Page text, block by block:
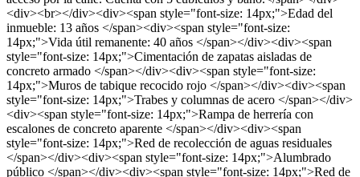
<div><br></div><div><span style="font-size: 14px;">Edad del
inmueble: 13 años </span><div><span style="font-size:
14px;">Vida útil remanente: 40 años </span></div><div><span
style="font-size: 14px;">Cimentación de zapatas aisladas de
concreto armado </span></div><div><span style="font-size:
14px;">Muros de tabique recocido rojo </span></div><div><span
style="font-size: 14px;">Trabes y columnas de acero </span></div>
<div><span style="font-size: 14px;">Rampa de herrería con
escalones de concreto aparente </span></div><div><span
style="font-size: 14px;">Red de recolección de aguas residuales
</span></div><div><span style="font-size: 14px;">Alumbrado
público </span></div><div><span style="font-size: 14px;">Red de